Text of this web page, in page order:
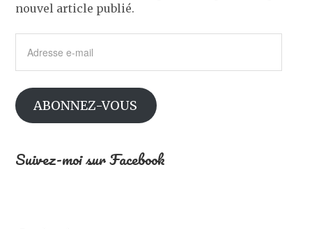
nouvel article publié.
mail
ABONNEZ-VOUS
Suivez-moi sur Facebook